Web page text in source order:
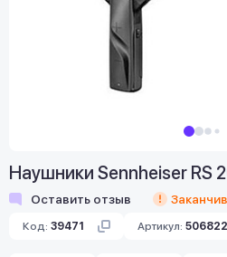
Наушники Sennheiser RS
Оставить отзыв
Код: 39471 Артикул: 506822